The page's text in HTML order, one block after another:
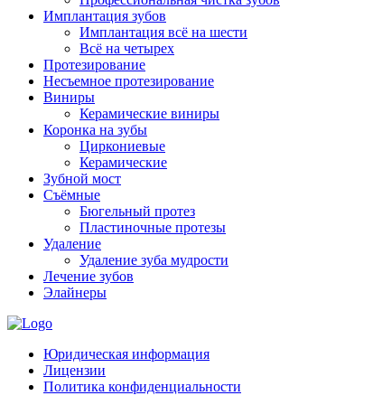
Имплантация зубов
Имплантация всё на шести
Всё на четырех
Протезирование
Несъемное протезирование
Виниры
Керамические виниры
Коронка на зубы
Циркониевые
Керамические
Зубной мост
Съёмные
Бюгельный протез
Пластиночные протезы
Удаление
Удаление зуба мудрости
Лечение зубов
Элайнеры
Юридическая информация
Лицензии
Политика конфиденциальности